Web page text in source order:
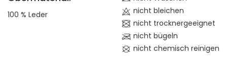
100 % Leder
nicht bleichen
nicht trocknergeeignet
nicht bügeln
nicht chemisch reinigen